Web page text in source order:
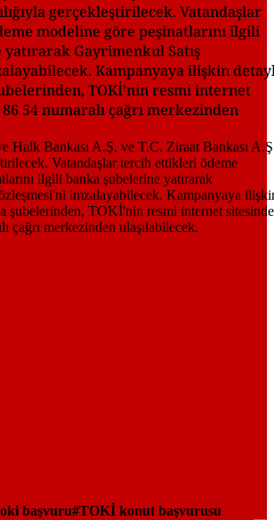
gerçekleştirilecek. Vatandaşlar
modeline göre peşinatlarını ilgili
Gayrimenkul Satış
Kampanyaya ilişkin
TOKİ'nin resmi internet
54 numaralı çağrı merkezinden
başvuru TOKİ konut başvurusu